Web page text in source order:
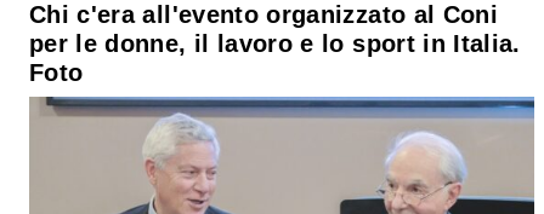
Chi c'era all'evento organizzato al Coni
per le donne, il lavoro e lo sport in Italia.
Foto